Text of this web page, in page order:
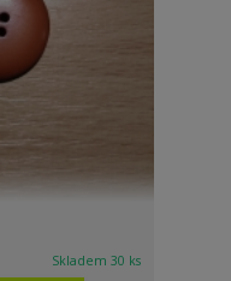
Skladem 30 ks